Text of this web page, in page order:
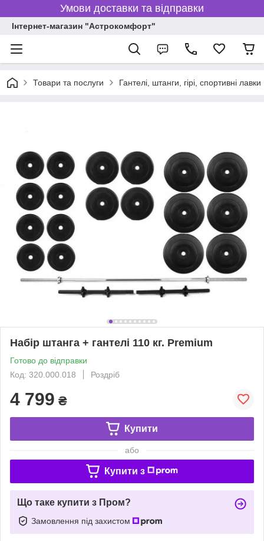
Умови доставки та відправки
Інтернет-магазин "Астрокомфорт"
Товари та послуги Гантелі, штанги, гірі, спортивні лавки
Набір штанга + гантелі 110 кг. Premium
Готово до відправки
Код: 320.000.018
Роздріб
4 799 ₴
Купити
або
Купити з
Що таке купити з Пром?
Замовлення під захистом